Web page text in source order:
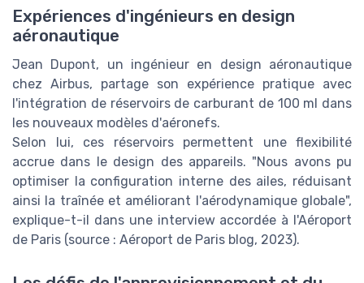
Expériences d'ingénieurs en design
aéronautique
Jean Dupont, un ingénieur en design aéronautique
chez Airbus, partage son expérience pratique avec
l'intégration de réservoirs de carburant de 100 ml dans
les nouveaux modèles d'aéronefs.
Selon lui, ces réservoirs permettent une flexibilité
accrue dans le design des appareils. "Nous avons pu
optimiser la configuration interne des ailes, réduisant
ainsi la traînée et améliorant l'aérodynamique globale",
explique-t-il dans une interview accordée à l'Aéroport
de Paris (source : Aéroport de Paris blog, 2023).